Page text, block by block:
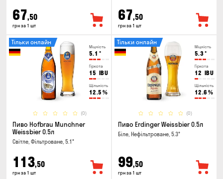
67,50
грн за 1 шт
67,50
грн за 1 шт
Міцність
5.1 °
Гіркота
15 IBU
Щільність
12.5 %
(0)
Тільки онлайн
Пиво Hofbrau Munchner
Weissbier 0.5л
Світле, Фільтроване, 5.1°
113,50
грн за 1 шт
Міцність
5.3°
Гіркота
12 IBU
Щільність
12.6 %
(0)
Тільки онлайн
Пиво Erdinger Weissbier 0.5л
Біле, Нефільтроване, 5.3°
99,50
грн за 1 шт